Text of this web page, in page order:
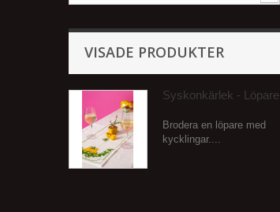
VISADE PRODUKTER
Syskonkärlek - Löpare
Brodera en löpare med
kycklingar....